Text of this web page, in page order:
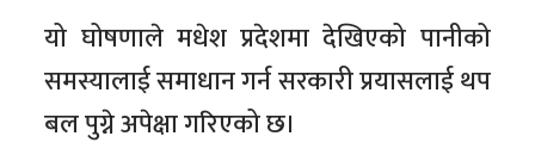
यो घोषणाले मधेश प्रदेशमा देखिएको पानीको
समस्यालाई समाधान गर्न सरकारी प्रयासलाई थप
बल पुग्ने अपेक्षा गरिएको छ।